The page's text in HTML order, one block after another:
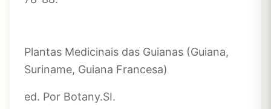
Plantas Medicinais das Guianas (Guiana,
Suriname, Guiana Francesa)
ed. Por Botany.SI.